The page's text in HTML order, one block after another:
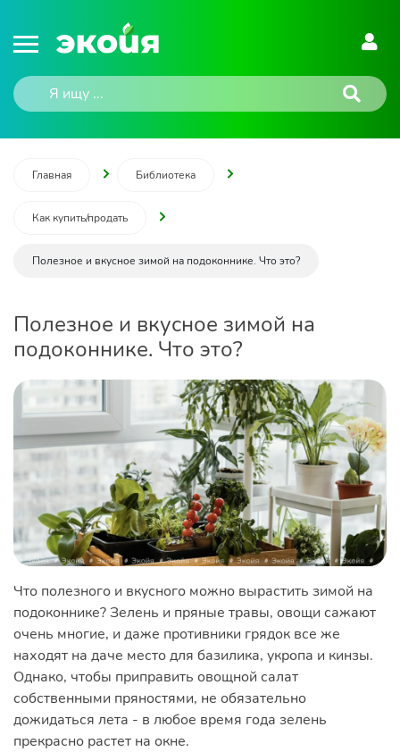
Главная Библиотека
Как купить/продать
Полезное и вкусное зимой на подоконнике. Что это?
Полезное и вкусное зимой на
подоконнике. Что это?
Что полезного и вкусного можно вырастить зимой на
подоконнике? Зелень и пряные травы, овощи сажают
очень многие, и даже противники грядок все же
находят на даче место для базилика, укропа и кинзы.
Однако, чтобы приправить овощной салат
собственными пряностями, не обязательно
дожидаться лета - в любое время года зелень
прекрасно растет на окне.